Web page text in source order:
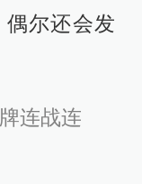
尔还会发
连战连